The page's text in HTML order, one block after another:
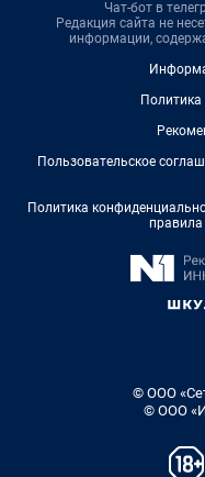
Чат-бот в
Редакция сайта не
информации,
Пользовательское
Политика
© ООО
© ООО